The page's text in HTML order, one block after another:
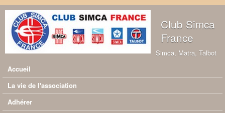
Aller au contenu principal
Club Simca
France
Simca, Matra, Talbot
Menu principal
Accueil
La vie de l'association
Adhérer